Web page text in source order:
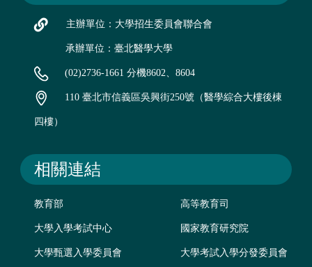
主辦單位：大學招生委員會聯合會
承辦單位：臺北醫學大學
(02)2736-1661 分機8602、8604
110 臺北市信義區吳興街250號（醫學綜合大樓後棟
四樓）
相關連結
教育部 高等教育司
大學入學考試中心 國家教育研究院
大學甄選入學委員會 大學考試入學分發委員會